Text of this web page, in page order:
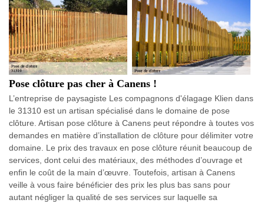
Pose clôture pas cher à Canens !
L’entreprise de paysagiste Les compagnons d'élagage Klien dans
le 31310 est un artisan spécialisé dans le domaine de pose
clôture. Artisan pose clôture à Canens peut répondre à toutes vos
demandes en matière d’installation de clôture pour délimiter votre
domaine. Le prix des travaux en pose clôture réunit beaucoup de
services, dont celui des matériaux, des méthodes d’ouvrage et
enfin le coût de la main d’œuvre. Toutefois, artisan à Canens
veille à vous faire bénéficier des prix les plus bas sans pour
autant négliger la qualité de ses services sur laquelle sa